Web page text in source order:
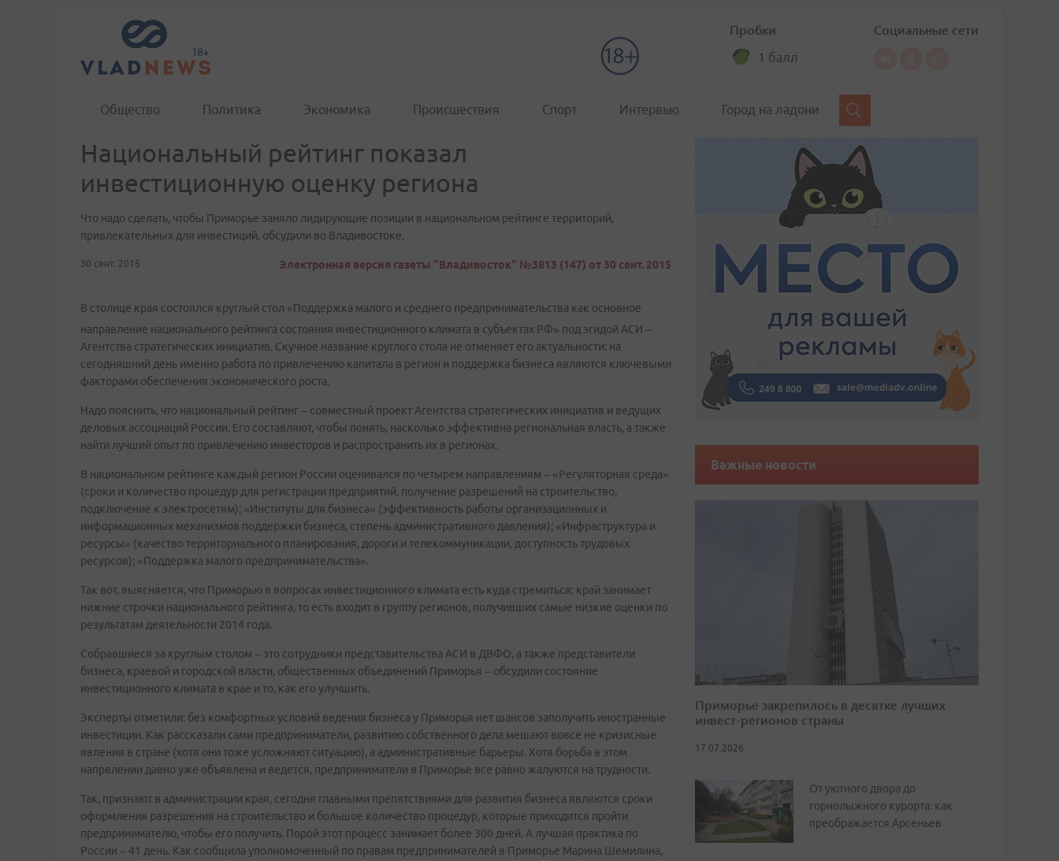
Пробки
1 балл
Социальные сети
Общество Политика Экономика Происшествия Спорт Интервью Город на ладони
Национальный рейтинг показал
инвестиционную оценку региона
Что надо сделать, чтобы Приморье заняло лидирующие позиции в национальном рейтинге территорий,
привлекательных для инвестиций, обсудили во Владивостоке.
30 сент. 2015 Электронная версия газеты "Владивосток" №3813 (147) от 30 сент. 2015
В столице края состоялся круглый стол «Поддержка малого и среднего предпринимательства как основное
направление национального рейтинга состояния инвестиционного климата в субъектах РФ» под эгидой АСИ –
Агентства стратегических инициатив. Скучное название круглого стола не отменяет его актуальности: на
сегодняшний день именно работа по привлечению капитала в регион и поддержка бизнеса являются ключевыми
факторами обеспечения экономического роста.
Надо пояснить, что национальный рейтинг – совместный проект Агентства стратегических инициатив и ведущих
деловых ассоциаций России. Его составляют, чтобы понять, насколько эффективна региональная власть, а также
найти лучший опыт по привлечению инвесторов и распространить их в регионах.
В национальном рейтинге каждый регион России оценивался по четырем направлениям – «Регуляторная среда»
(сроки и количество процедур для регистрации предприятий, получение разрешений на строительство,
подключение к электросетям); «Институты для бизнеса» (эффективность работы организационных и
информационных механизмов поддержки бизнеса, степень административного давления); «Инфраструктура и
ресурсы» (качество территориального планирования, дороги и телекоммуникации, доступность трудовых
ресурсов); «Поддержка малого предпринимательства».
Так вот, выясняется, что Приморью в вопросах инвестиционного климата есть куда стремиться: край занимает
нижние строчки национального рейтинга, то есть входит в группу регионов, получивших самые низкие оценки по
результатам деятельности 2014 года.
Собравшиеся за круглым столом – это сотрудники представительства АСИ в ДВФО, а также представители
бизнеса, краевой и городской власти, общественных объединений Приморья – обсудили состояние
инвестиционного климата в крае и то, как его улучшить.
Эксперты отметили: без комфортных условий ведения бизнеса у Приморья нет шансов заполучить иностранные
инвестиции. Как рассказали сами предприниматели, развитию собственного дела мешают вовсе не кризисные
явления в стране (хотя они тоже усложняют ситуацию), а административные барьеры. Хотя борьба в этом
напрвлении давно уже объявлена и ведется, предприниматели в Приморье все равно жалуются на трудности.
Так, признают в администрации края, сегодня главными препятствиями для развития бизнеса являются сроки
оформления разрешения на строительство и большое количество процедур, которые приходится пройти
предпринимателю, чтобы его получить. Порой этот процесс занимает более 300 дней. А лучшая практика по
России – 41 день. Как сообщила уполномоченный по правам предпринимателей в Приморье Марина Шемилина,
Важные новости
Приморье закрепилось в десятке лучших
инвест-регионов страны
17.07.2026
От уютного двора до
горнолыжного курорта: как
преображается Арсеньев